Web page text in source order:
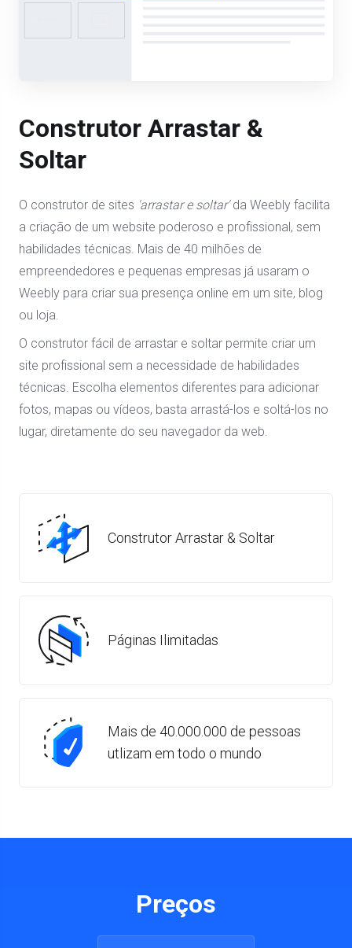
Construtor Arrastar &
Soltar
O construtor de sites 'arrastar e soltar'da Weebly facilita
a criação de um website poderoso e profissional, sem
habilidades técnicas. Mais de 40 milhões de
empreendedores e pequenas empresas já usaram o
Weebly para criar sua presença online em um site, blog
ou loja.
O construtor fácil de arrastar e soltar permite criar um
site profissional sem a necessidade de habilidades
técnicas. Escolha elementos diferentes para adicionar
fotos, mapas ou vídeos, basta arrastá-los e soltá-los no
lugar, diretamente do seu navegador da web.
Construtor Arrastar & Soltar
Páginas Ilimitadas
Mais de 40.000.000 de pessoas
utlizam em todo o mundo
Preços